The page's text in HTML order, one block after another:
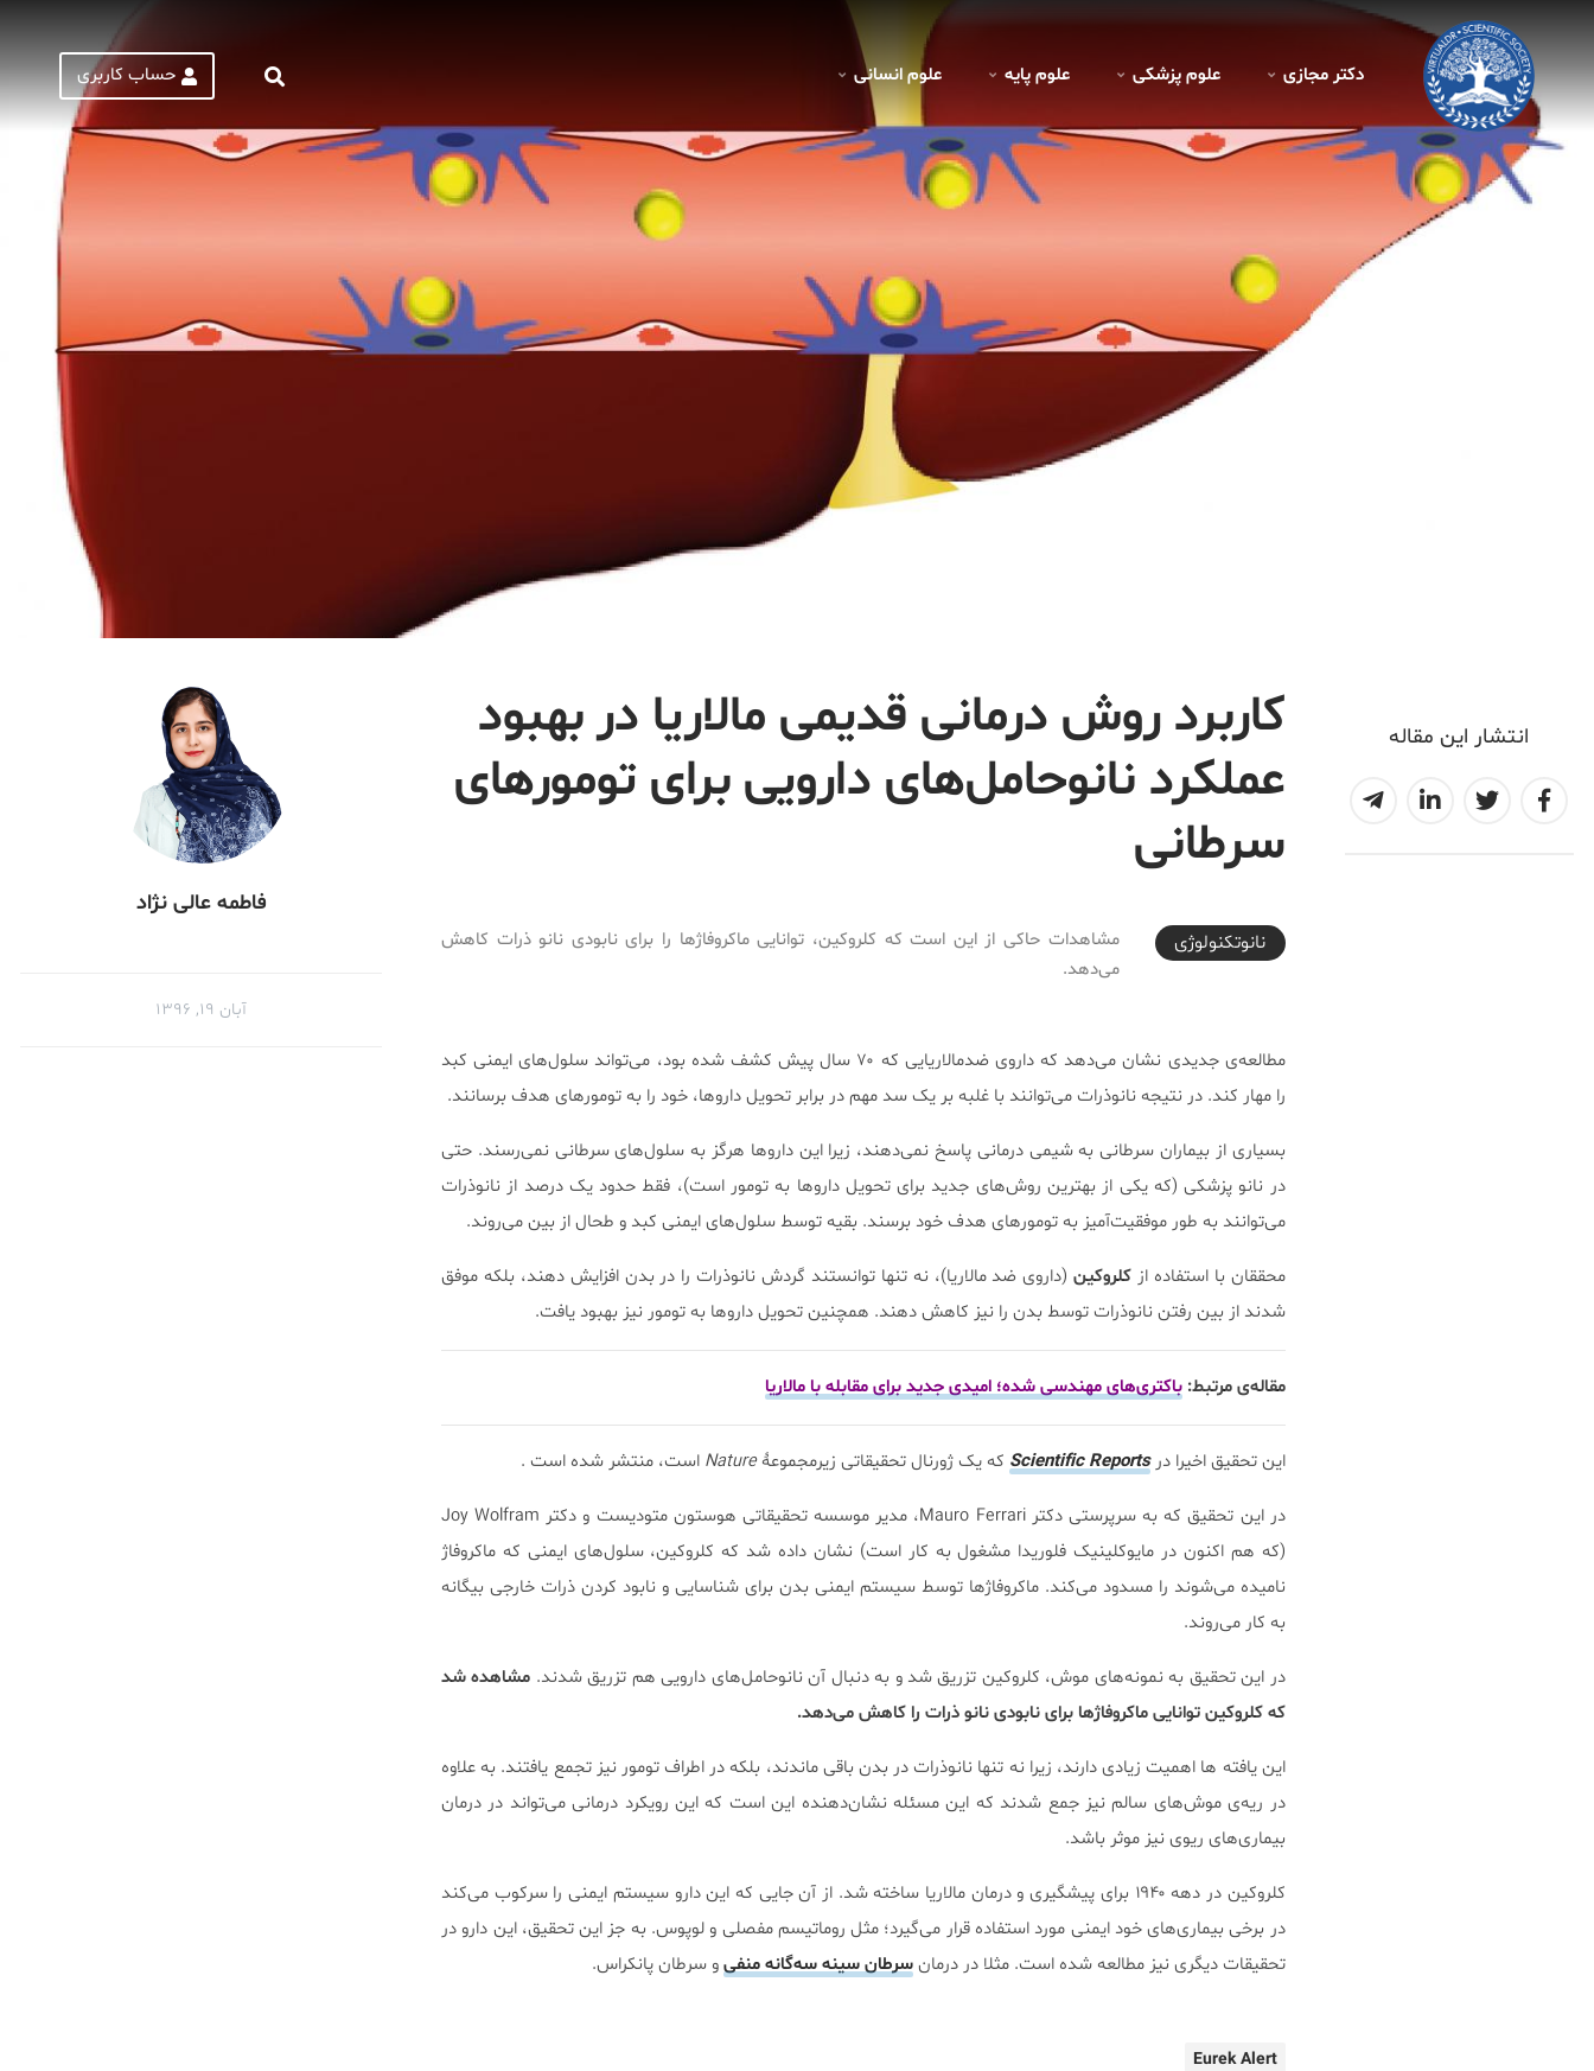
دکتر مجازی علوم پزشکی علوم پايه علوم انسانی حساب کاربری
انتشار این مقاله
کاربرد روش درمانی قدیمی مالاریا در بهبود
عملکرد نانوحامل‌های دارویی برای تومورهای
سرطانی
2017-11-10T18:30:08+03:30
نانوتکنولوژی
مشاهدات حاکی از این است که کلروکین، توانایی ماکروفاژها را برای نابودی نانو ذرات کاهش
می‌دهد.
مطالعه‌ی جدیدی نشان می‌دهد که داروی ضدمالاریایی که ۷۰ سال پیش کشف شده بود، می‌تواند سلول‌های ایمنی کبد
را مهار کند. در نتیجه نانوذرات می‌توانند با غلبه بر یک سد مهم در برابر تحویل داروها، خود را به تومورهای هدف برسانند.
بسیاری از بیماران سرطانی به شیمی درمانی پاسخ نمی‌دهند، زیرا این داروها هرگز به سلول‌های سرطانی نمی‌رسند. حتی
در نانو پزشکی (که یکی از بهترین روش‌های جدید برای تحویل داروها به تومور است)، فقط حدود یک درصد از نانوذرات
می‌توانند به طور موفقیت‌آمیز به تومورهای هدف خود برسند. بقیه توسط سلول‌های ایمنی کبد و طحال از بین می‌روند.
محققان با استفاده از کلروکین(داروی ضد مالاریا)، نه تنها توانستند گردش نانوذرات را در بدن افزایش دهند، بلکه موفق
شدند از بین رفتن نانوذرات توسط بدن را نیز کاهش دهند. همچنین تحویل داروها به تومور نیز بهبود یافت.
مقاله‌ی مرتبط:باکتری‌های مهندسی شده؛ امیدی جدید برای مقابله با مالاریا
این تحقیق اخیرا درScientific Reports که یک ژورنال تحقیقاتی زیرمجموعۀNature است، منتشر شده است .
در این تحقیق که به سرپرستی دکتر Mauro Ferrari، مدیر موسسه تحقیقاتی هوستون متودیست و دکتر Joy Wolfram
(که هم اکنون در مایوکلینیک فلوریدا مشغول به کار است) نشان داده شد که کلروکین، سلول‌های ایمنی که ماکروفاژ
نامیده می‌شوند را مسدود می‌کند. ماکروفاژها توسط سیستم ایمنی بدن برای شناسایی و نابود کردن ذرات خارجی بیگانه
به کار می‌روند.
در این تحقیق به نمونه‌های موش، کلروکین تزریق شد و به دنبال آن نانوحامل‌های دارویی هم تزریق شدند. مشاهده شد
که کلروکین توانایی ماکروفاژها برای نابودی نانو ذرات را کاهش می‌دهد.
این یافته ها اهمیت زیادی دارند، زیرا نه تنها نانوذرات در بدن باقی ماندند، بلکه در اطراف تومور نیز تجمع یافتند. به علاوه
در ریه‌ی موش‌های سالم نیز جمع شدند که این مسئله نشان‌دهنده این است که این رویکرد درمانی می‌تواند در درمان
بیماری‌های ریوی نیز موثر باشد.
کلروکین در دهه ۱۹۴۰ برای پیشگیری و درمان مالاریا ساخته شد. از آن جایی که این دارو سیستم ایمنی را سرکوب می‌کند
در برخی بیماری‌های خود ایمنی مورد استفاده قرار می‌گیرد؛ مثل روماتیسم مفصلی و لوپوس. به جز این تحقیق، این دارو در
تحقیقات دیگری نیز مطالعه شده است. مثلا در درمانسرطان سینه سه‌گانه منفیو سرطان پانکراس.
Eurek Alert
فاطمه عالی نژاد
آبان ۱۹, ۱۳۹۶